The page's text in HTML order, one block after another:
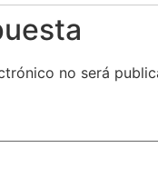
no será